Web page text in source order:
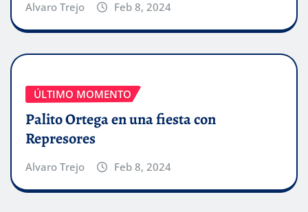
Alvaro Trejo Feb 8, 2024
ÚLTIMO MOMENTO
Palito Ortega en una fiesta con
Represores
Alvaro Trejo Feb 8, 2024